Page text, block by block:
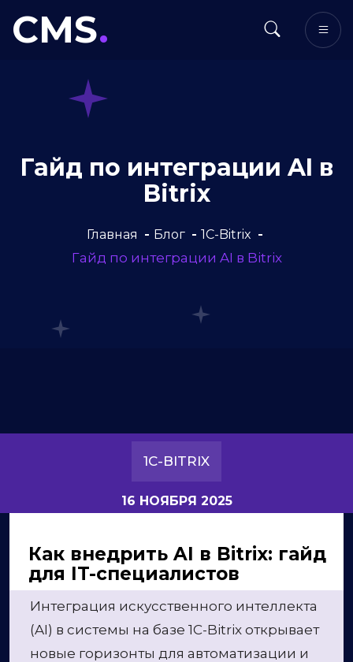
CMS.
Гайд по интеграции AI в
Bitrix
Главная Блог 1C-Bitrix
Гайд по интеграции AI в Bitrix
1C-BITRIX
16 НОЯБРЯ 2025
Как внедрить AI в Bitrix: гайд
для IT-специалистов
Интеграция искусственного интеллекта
(AI) в системы на базе 1C-Bitrix открывает
новые горизонты для автоматизации и